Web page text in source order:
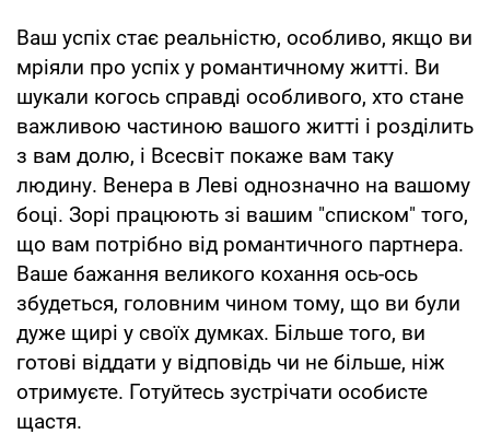
Ваш успіх стає реальністю, особливо, якщо ви
мріяли про успіх у романтичному житті. Ви
шукали когось справді особливого, хто стане
важливою частиною вашого житті і розділить
з вам долю, і Всесвіт покаже вам таку
людину. Венера в Леві однозначно на вашому
боці. Зорі працюють зі вашим "списком" того,
що вам потрібно від романтичного партнера.
Ваше бажання великого кохання ось-ось
збудеться, головним чином тому, що ви були
дуже щирі у своїх думках. Більше того, ви
готові віддати у відповідь чи не більше, ніж
отримуєте. Готуйтесь зустрічати особисте
щастя.